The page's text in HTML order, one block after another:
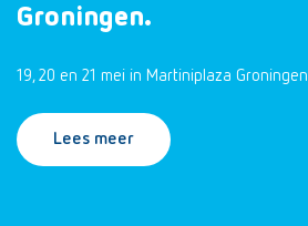
Groningen.
19, 20 en 21 mei in Martiniplaza Groningen
Lees meer